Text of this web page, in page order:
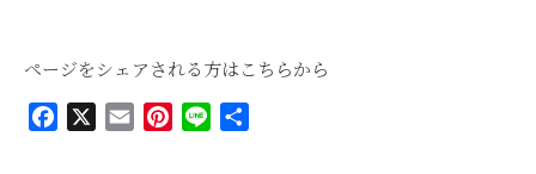
ページをシェアされる方はこちらから
Facebook EmailPinterest
Line